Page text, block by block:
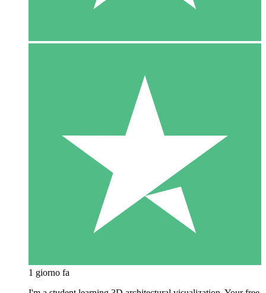
1 giorno fa